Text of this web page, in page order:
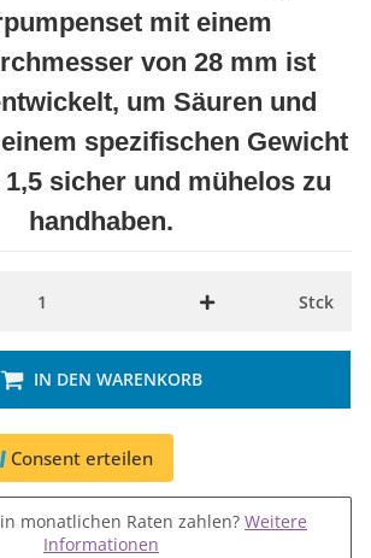
mit einem
von 28 mm ist
um Säuren und
spezifischen Gewicht
sicher und mühelos zu
handhaben.
Stck
IN DEN WARENKORB
Consent erteilen
monatlichen Raten zahlen? Weitere
Informationen